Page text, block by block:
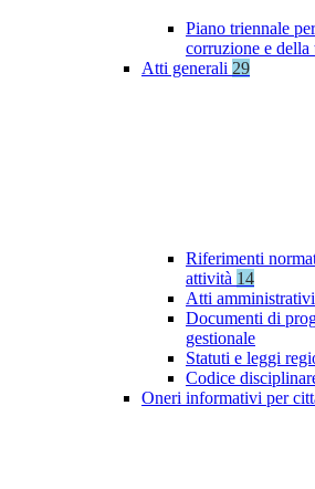
Piano triennale
corruzione e della
Atti generali 29
Riferimenti
attività 14
Atti
Documenti di
gestionale
Statuti e leggi
Codice
Oneri informativi per